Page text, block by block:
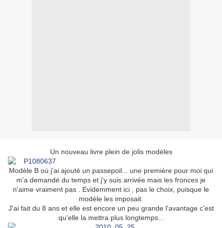
Un nouveau livre plein de jolis modèles
Modèle B où j'ai ajouté un passepoil... une première pour moi qui
m'a demandé du temps et j'y suis arrivée mais les fronces je
n'aime vraiment pas . Evidemment ici , pas le choix, puisque le
modèle les imposait.
J'ai fait du 8 ans et elle est encore un peu grande l'avantage c'est
qu'elle la mettra plus longtemps...